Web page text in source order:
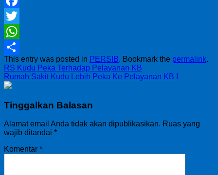
Facebook
Twitter
WhatsApp
Share
This entry was posted in PERSIB. Bookmark the permalink.
RS Kudu Peka Terhadap Pelayanan KB
Rumah Sakit Kudu Lebih Peka Ke Pelayanan KB !
Tinggalkan Balasan
Alamat email Anda tidak akan dipublikasikan. Ruas yang
wajib ditandai *
Komentar *